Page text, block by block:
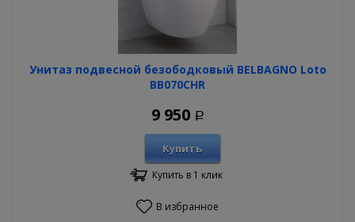
Унитаз подвесной безободковый BELBAGNO Loto
BB070CHR
9 950 Р
Купить
Купить в 1 клик
В избранное